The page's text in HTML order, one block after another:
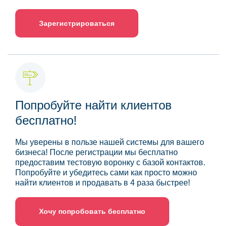
Зарегистрироваться
Попробуйте найти клиентов
бесплатно!
Мы уверены в пользе нашей системы для вашего
бизнеса! После регистрации мы бесплатно
предоставим тестовую воронку с базой контактов.
Попробуйте и убедитесь сами как просто можно
найти клиентов и продавать в 4 раза быстрее!
Хочу попробовать бесплатно